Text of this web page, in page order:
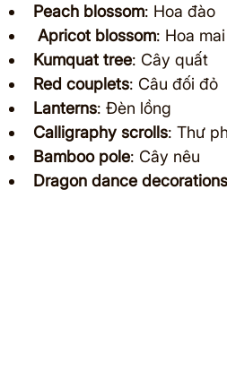
Peach blossom: Hoa đào
Apricot blossom: Hoa mai
Kumquat tree: Cây quất
Red couplets: Câu đối đỏ
Lanterns: Đèn lồng
Calligraphy scrolls: Thư
Bamboo pole: Cây nêu
Dragon dance decorations